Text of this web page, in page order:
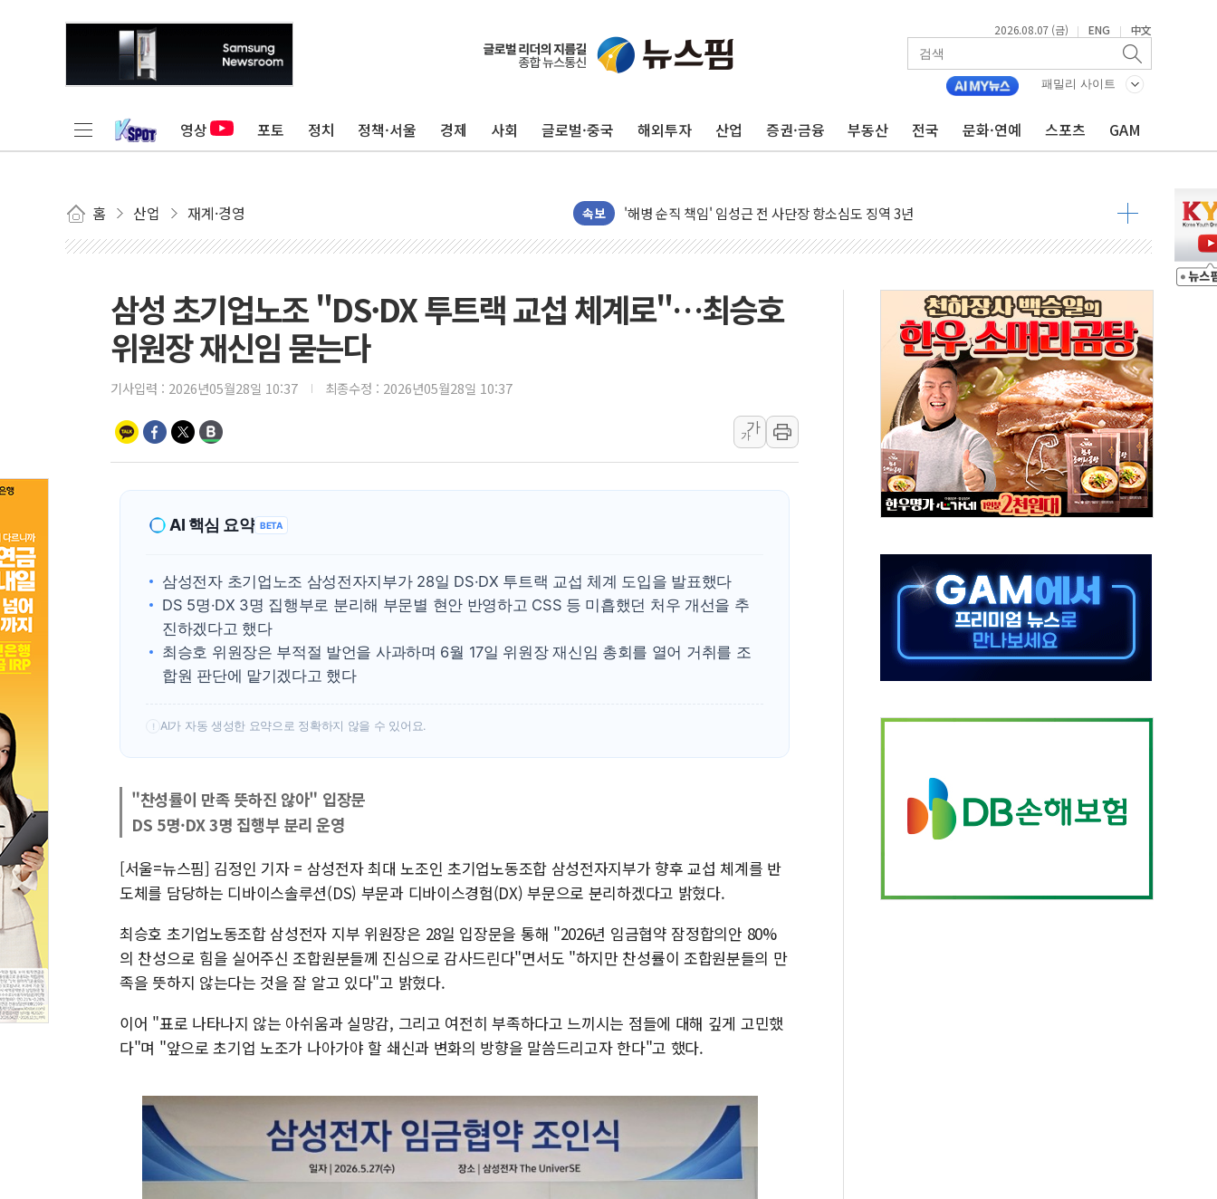
2026.08.07 (금) | ENG | 中文
패밀리 사이트
영상 포토 정치 정책·서울 경제 사회 글로벌·중국 해외투자 산업 증권·금융 부동산 전국 문화·연예 스포츠 GAM
홈 산업 재계·경영 속보
해군1함대 '창설 80주년' 기념식...지역축제 '불금전파, 송정'과 상생
원주시, 첨단의료복합단지 지정 준비 본격화…'AI 데이터 기반 메디테크 혁신허브' 구상
전남광주 화정역 인근 도로 4중 추돌…1명 심정지·5명 부상
청도 문수리 야산서 산불 진화 중...진화헬기 3대 투입
헥토이노베이션, 상반기 매출 첫 2000억원 돌파
우리은행, 고창해상풍력에 4000억 금융 지원
민병덕 "오늘 67개 점포 영업 재개...장바구니에 홈플러스 담아달라" 호소
하나금융이 쏘아 올린 CIFO, 금융지주 포용금융 조직개편 신호탄
종합특검, '尹 관저 이전 감사 무마' 유병호 구속 기소
코스피·코스닥 오전 동반 하락…내린 종목이 두 배 넘어
'입추'인데 연일 찜통더위…김성환 기후부 장관 "예측범위 벗어나도 즉시대응"
"최대 2시간 앞서 침수 예측"…건설연, AI 위험기상 기술 개발
유니슨 "국내생산세액공제·인증제도 개선 수혜 기대"
창호 교체하다 난간 무너져…대전서 50대 일용직 추락 사망
장동혁 "규제와 대출 풀고 재개발·재건축 촉진하는 것이 부동산 정상화"
삼성 초기업노조 "DS·DX 투트랙 교섭 체계로"…최승호
위원장 재신임 묻는다
기사입력 : 2026년05월28일 10:37 최종수정 : 2026년05월28일 10:37
가
가
AI 핵심 요약 BETA
삼성전자 초기업노조 삼성전자지부가 28일 DS·DX 투트랙 교섭 체계 도입을 발표했다
DS 5명·DX 3명 집행부로 분리해 부문별 현안 반영하고 CSS 등 미흡했던 처우 개선을 추
진하겠다고 했다
최승호 위원장은 부적절 발언을 사과하며 6월 17일 위원장 재신임 총회를 열어 거취를 조
합원 판단에 맡기겠다고 했다
! AI가 자동 생성한 요약으로 정확하지 않을 수 있어요.
"찬성률이 만족 뜻하진 않아" 입장문
DS 5명·DX 3명 집행부 분리 운영
[서울=뉴스핌] 김정인 기자 = 삼성전자 최대 노조인 초기업노동조합 삼성전자지부가 향후 교섭 체계를 반
도체를 담당하는 디바이스솔루션(DS) 부문과 디바이스경험(DX) 부문으로 분리하겠다고 밝혔다.
최승호 초기업노동조합 삼성전자 지부 위원장은 28일 입장문을 통해 "2026년 임금협약 잠정합의안 80%
의 찬성으로 힘을 실어주신 조합원분들께 진심으로 감사드린다"면서도 "하지만 찬성률이 조합원분들의 만
족을 뜻하지 않는다는 것을 잘 알고 있다"고 밝혔다.
이어 "표로 나타나지 않는 아쉬움과 실망감, 그리고 여전히 부족하다고 느끼시는 점들에 대해 깊게 고민했
다"며 "앞으로 초기업 노조가 나아가야 할 쇄신과 변화의 방향을 말씀드리고자 한다"고 했다.